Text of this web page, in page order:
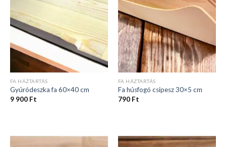
FA HÁZTARTÁS
Gyúródeszka fa 60×40 cm
9 900 Ft
FA HÁZTARTÁS
Fa húsfogó csipesz 30×5 cm
790 Ft